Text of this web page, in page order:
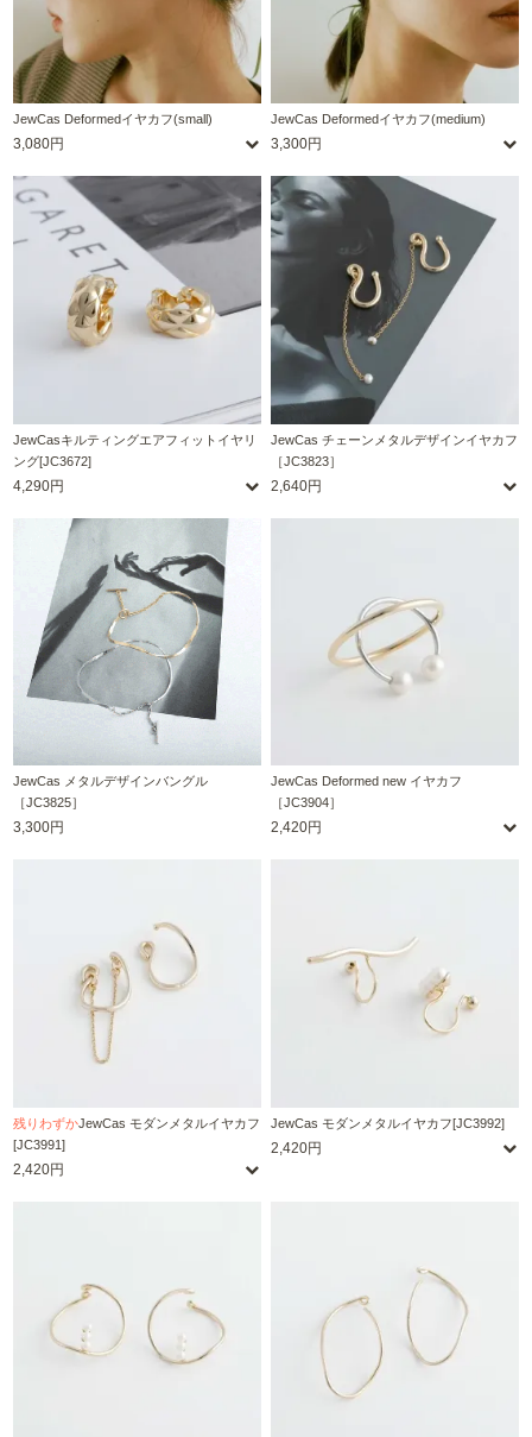
JewCas Deformedイヤカフ(small)
3,080円
JewCas Deformedイヤカフ(medium)
3,300円
JewCasキルティングエアフィットイヤリ
ング[JC3672]
4,290円
JewCas チェーンメタルデザインイヤカフ
［JC3823］
2,640円
JewCas メタルデザインバングル
［JC3825］
3,300円
JewCas Deformed new イヤカフ
［JC3904］
2,420円
残りわずかJewCas モダンメタルイヤカフ
[JC3991]
2,420円
JewCas モダンメタルイヤカフ[JC3992]
2,420円